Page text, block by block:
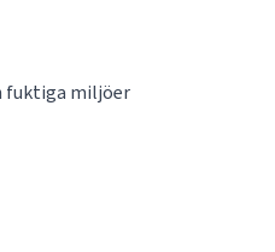
fuktiga miljöer